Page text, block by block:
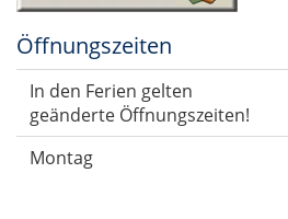
Öffnungszeiten
In den Ferien gelten
geänderte Öffnungszeiten!
Montag